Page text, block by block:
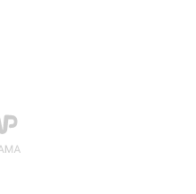
szortami,
i podczas
wypierają modne